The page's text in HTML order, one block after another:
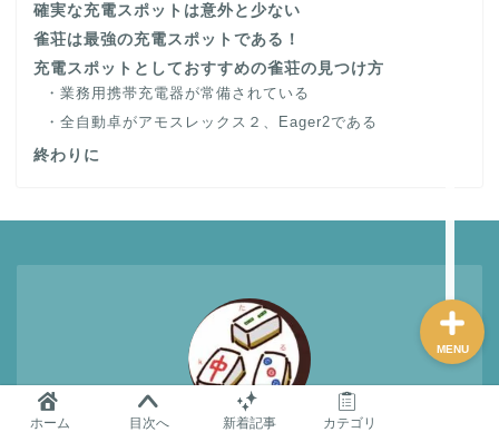
確実な充電スポットは意外と少ない
雀荘は最強の充電スポットである！
充電スポットとしておすすめの雀荘の見つけ方
業務用携帯充電器が常備されている
全自動卓がアモスレックス２、Eager2である
終わりに
ホーム 目次へ 新着記事 カテゴリ
MENU
麻雀グッズ研究所のサイ
問い合わせ
おすすめ